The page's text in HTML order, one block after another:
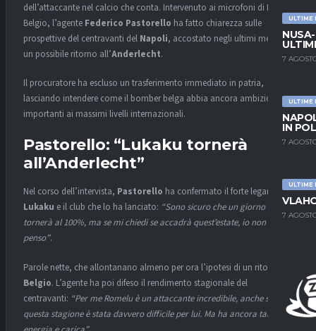
ULTIME
7
ULTIME
IN
7
ULTIME
7
dell’attaccante nel calcio che conta. Intervenuto ai microfoni di DAZN
Belgio, l’agente Federico Pastorello ha fatto chiarezza sulle
prospettive del centravanti del Napoli, accostato negli ultimi mesi a
un possibile ritorno all’Anderlecht.
Il procuratore ha escluso un trasferimento immediato in patria,
lasciando intendere come il bomber belga abbia ancora ambizioni
importanti ai massimi livelli internazionali.
Pastorello: “Lukaku tornerà
all’Anderlecht”
Nel corso dell’intervista, Pastorello ha confermato il forte legame tra
Lukaku e il club che lo ha lanciato: “Sono sicuro che un giorno ci
tornerà al 100%, ma se mi chiedi se accadrà quest’estate, io non
penso”.
Parole nette, che allontanano almeno per ora l’ipotesi di un ritorno in
Belgio. L’agente ha poi difeso il rendimento stagionale del
centravanti: “Per me Romelu è un attaccante incredibile, anche se
questa stagione è stata davvero difficile per lui. Ma ha ancora tanta